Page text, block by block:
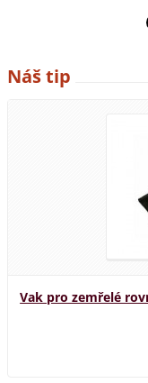
Náš tip
Vak pro zemřelé